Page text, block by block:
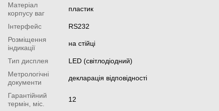
Матеріал
корпусу ваг
пластик
Інтерфейс
RS232
Розміщення
індикації
на стійці
Тип дисплея
LED (світлодіодний)
Метрологічні
документи
декларація відповідності
Гарантійний
термін, міс.
12